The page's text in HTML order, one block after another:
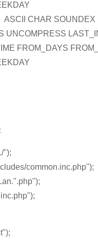
CHAR
UNCOMPRESS
FROM_DAYS
");
common.inc.php");